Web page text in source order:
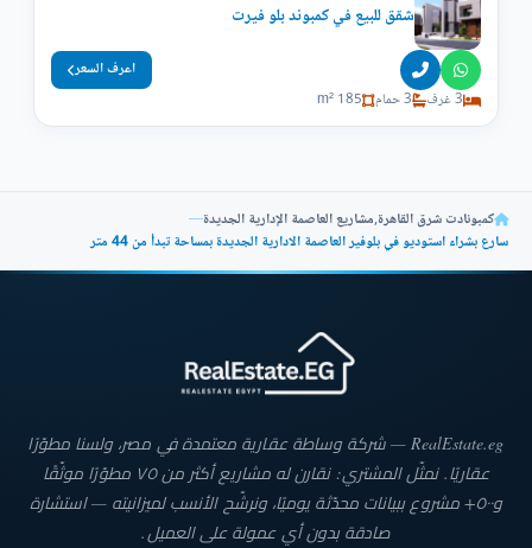
شقق للبيع في كمبوند بلو فيرت
3 غرف 3 حمام 185 m²
اعرف السعر
كمبونادت شرق القاهرة,مشاريع العاصمة الإدارية الجديدة—
سارع بشراء استوديو في بلوفير العاصمة الادارية الجديدة بمساحة تبدأ من 44 متر
RealEstate.eg — شركة وساطة عقارية معتمدة في مصر، ولسنا مطوّرًا
عقاريًا. نمثّل المشتري: نقارن له مشاريع أكثر من ٧٥ مطوّرًا موثّقًا
و٥٠٠+ مشروع ببيانات محدّثة يوميًا، ونرشّح الأنسب لميزانيته — استشارة
صادقة بدون أي عمولة على العميل.